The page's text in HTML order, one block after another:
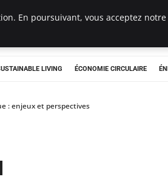
LIVING ÉCONOMIE CIRCULAIRE
: enjeux et perspectives
En poursuivant, vous acceptez